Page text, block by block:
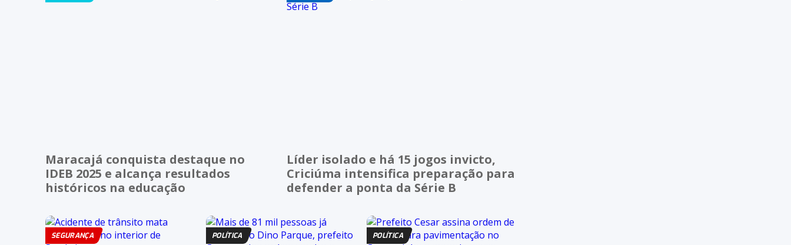
Maracajá conquista destaque no
IDEB 2025 e alcança resultados
históricos na educação
Líder isolado e há 15 jogos invicto,
Criciúma intensifica preparação para
defender a ponta da Série B
SEGURANÇA POLÍTICA POLÍTICA